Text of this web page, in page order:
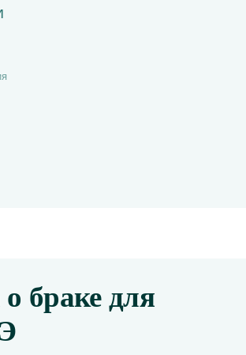
о браке для